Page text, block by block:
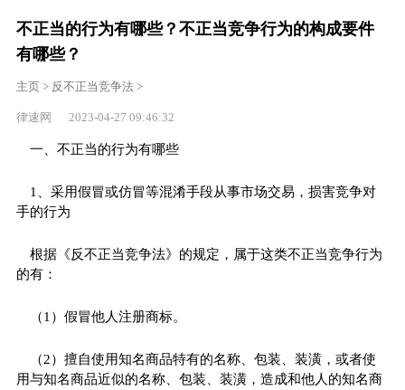
不正当的行为有哪些？不正当竞争行为的构成要件
有哪些？
主页> 反不正当竞争法>
律速网 2023-04-27 09:46:32
一、不正当的行为有哪些
1、采用假冒或仿冒等混淆手段从事市场交易，损害竞争对
手的行为
根据《反不正当竞争法》的规定，属于这类不正当竞争行为
的有：
（1）假冒他人注册商标。
（2）擅自使用知名商品特有的名称、包装、装潢，或者使
用与知名商品近似的名称、包装、装潢，造成和他人的知名商